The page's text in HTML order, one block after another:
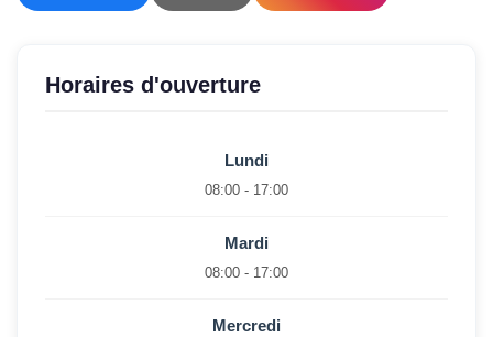
Horaires d'ouverture
Lundi
08:00 - 17:00
Mardi
08:00 - 17:00
Mercredi